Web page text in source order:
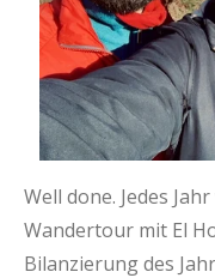
Well done. Jedes
Wandertour mit El
Bilanzierung des